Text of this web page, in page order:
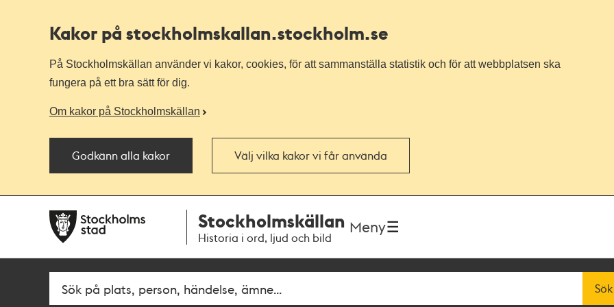
Kakor på stockholmskallan.stockholm.se
På Stockholmskällan använder vi kakor, cookies, för att sammanställa statistik och för att webbplatsen ska
fungera på ett bra sätt för dig.
Om kakor på Stockholmskällan
Godkänn alla kakor Välj vilka kakor vi får använda
navigationen
huvudinnehållet
Stockholmskällan
Historia i ord, ljud och bild
Meny
Fritextsök Sök